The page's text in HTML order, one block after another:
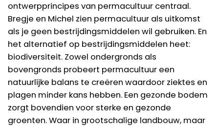
ontwerpprincipes van permacultuur centraal.
Bregje en Michel zien permacultuur als uitkomst
als je geen bestrijdingsmiddelen wil gebruiken. En
het alternatief op bestrijdingsmiddelen heet:
biodiversiteit. Zowel ondergronds als
bovengronds probeert permacultuur een
natuurlijke balans te creëren waardoor ziektes en
plagen minder kans hebben. Een gezonde bodem
zorgt bovendien voor sterke en gezonde
groenten. Waar in grootschalige landbouw, maar